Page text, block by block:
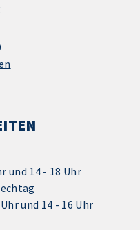
und 14 - 18 Uhr
und 14 - 16 Uhr